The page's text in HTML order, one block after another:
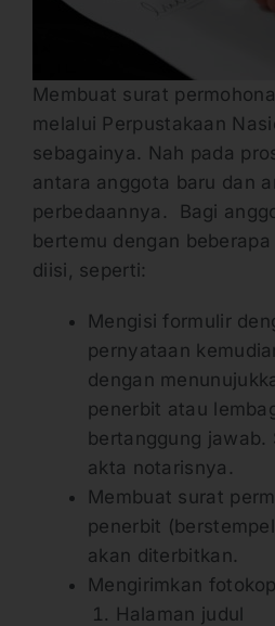
Membuat surat
melalui Perpustakaan
sebagainya. Nah pada
antara anggota baru dan
perbedaannya. Bagi
bertemu dengan
diisi, seperti:
Mengisi formulir
pernyataan
dengan
penerbit atau
bertanggung jawab.
akta notarisnya.
Membuat surat
penerbit
akan diterbitkan.
Mengirimkan
Halaman judul